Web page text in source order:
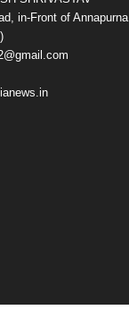
in-Front of Annapurna